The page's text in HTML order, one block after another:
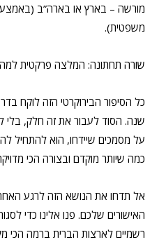
מורשה – בארץ או בארה”ב
משפטית).
שורה תחתונה: המלצה פרקטית
כל הסיפור הבירוקרטי הזה לוקח
שנה. הסוד לעבור את זה חלק, בלי
על מסמכים שיידחו, הוא להתחיל
כמה שיותר מוקדם ובצורה הכי
אל תדחו את הנושא הזה לרגע
האישורים שלכם. פנו אלינו כדי
רשמיים לארצות הברית ברמה הכי